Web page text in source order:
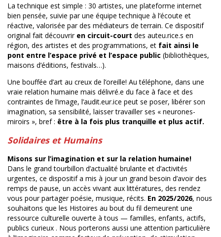
La technique est simple : 30 artistes, une plateforme internet
bien pensée, suivie par une équipe technique à l’écoute et
réactive, valorisée par des médiateurs de terrain. Ce dispositif
original fait découvrir en circuit-court des auteu.rice.s en
région, des artistes et des programmations, et fait ainsi le
pont entre l’espace privé et l’espace public (bibliothèques,
maisons d’éditions, festivals…).
Une bouffée d’art au creux de l’oreille! Au téléphone, dans une
vraie relation humaine mais délivré.e du face à face et des
contraintes de l’image, l’audit.eur.ice peut se poser, libérer son
imagination, sa sensibilité, laisser travailler ses « neurones-
miroirs », bref : être à la fois plus tranquille et plus actif.
Solidaires et Humains
Misons sur l’imagination et sur la relation humaine!
Dans le grand tourbillon d’actualité brulante et d’activités
urgentes, ce dispositif a mis à jour un grand besoin d’avoir des
remps de pause, un accès vivant aux littératures, des rendez
vous pour partager poésie, musique, récits. En 2025/2026, nous
souhaitons que les Histoires au bout du fil demeurent une
ressource culturelle ouverte à tous — familles, enfants, actifs,
publics curieux . Nous porterons aussi une attention particulière